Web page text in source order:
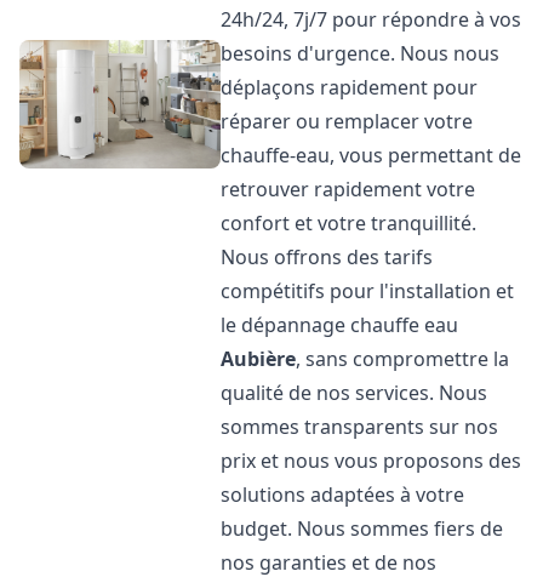
24h/24, 7j/7 pour répondre à vos
besoins d'urgence. Nous nous
déplaçons rapidement pour
réparer ou remplacer votre
chauffe-eau, vous permettant de
retrouver rapidement votre
confort et votre tranquillité.
Nous offrons des tarifs
compétitifs pour l'installation et
le dépannage chauffe eau
Aubière, sans compromettre la
qualité de nos services. Nous
sommes transparents sur nos
prix et nous vous proposons des
solutions adaptées à votre
budget. Nous sommes fiers de
nos garanties et de nos